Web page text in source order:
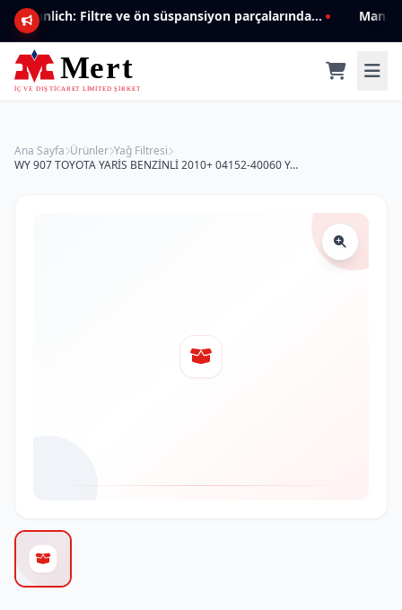
Mannlich: Filtre ve ön süspansiyon parçalarında genişleyen ürün yelpazesiyle kalite ve güven.
Ana Sayfa Ürünler Yağ Filtresi
WY 907 TOYOTA YARİS BENZİNLİ 2010+ 04152-40060 Yağ Filtresi